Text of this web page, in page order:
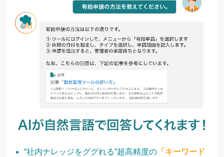
“社内ナレッジをググれる”超高精度の 「キーワード